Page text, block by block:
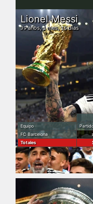
Equipo
FC Barcelona
Totales
Lionel Messi
39años,1mes,15días